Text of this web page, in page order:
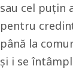
sau cel puțin
pentru
până la
și i se